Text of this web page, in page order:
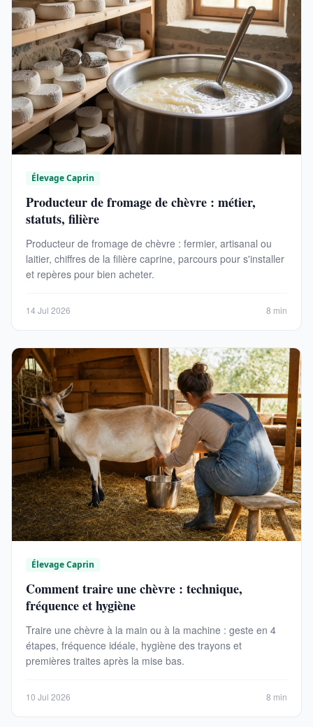
Élevage Caprin
Producteur de fromage de chèvre : métier,
statuts, filière
Producteur de fromage de chèvre : fermier, artisanal ou
laitier, chiffres de la filière caprine, parcours pour s'installer
et repères pour bien acheter.
14 Jul 2026 8 min
Élevage Caprin
Comment traire une chèvre : technique,
fréquence et hygiène
Traire une chèvre à la main ou à la machine : geste en 4
étapes, fréquence idéale, hygiène des trayons et
premières traites après la mise bas.
10 Jul 2026 8 min